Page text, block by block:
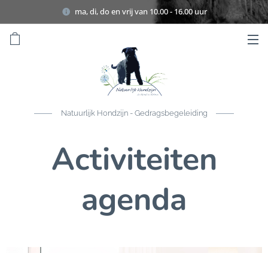
ma, di, do en vrij van 10.00 - 16.00 uur
Natuurlijk Hondzijn - Gedragsbegeleiding
Activiteiten
agenda